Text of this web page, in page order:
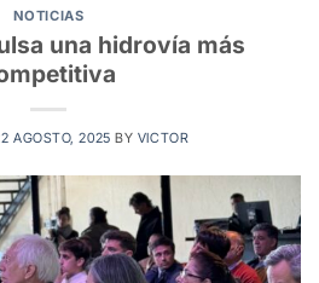
NOTICIAS
una hidrovía más
AGOSTO, 2025 BY VICTOR